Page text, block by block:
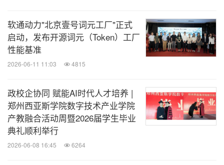
软通动力"北京壹号词元工厂"正式
启动，发布开源词元（Token）工厂
性能基准
2026-06-11 11:03 4815
政校企协同 赋能AI时代人才培养 |
郑州西亚斯学院数字技术产业学院
产教融合活动周暨2026届学生毕业
典礼顺利举行
2026-06-08 16:45 6264